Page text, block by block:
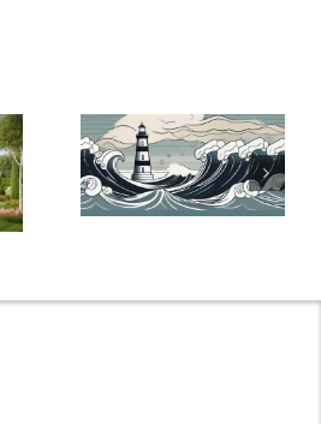
im
Die Evolution
der
Bauzinsen: Ein
Blick in die